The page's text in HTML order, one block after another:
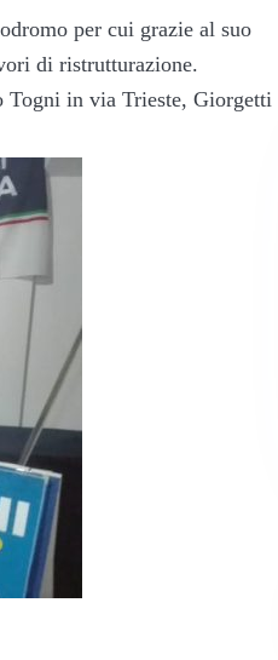
per cui grazie al suo
di ristrutturazione.
Togni in via Trieste, Giorgetti